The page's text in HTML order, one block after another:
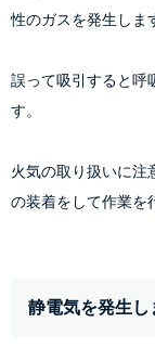
性のガスを発生しま
誤って吸引すると呼
す。
火気の取り扱いに注
の装着をして作業を
静電気を発生し